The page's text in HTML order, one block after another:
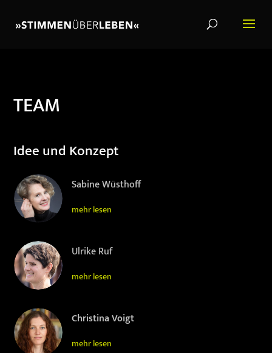
TEAM
Idee und Konzept
Sabine Wüsthoff
mehr lesen
Ulrike Ruf
mehr lesen
Christina Voigt
mehr lesen